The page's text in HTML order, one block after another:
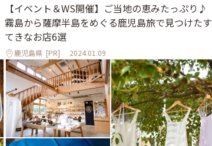
【イベント＆WS開催】ご当地の恵みたっぷり♪
霧島から薩摩半島をめぐる鹿児島旅で見つけたす
てきなお店6選
鹿児島県 [PR] 2024.01.09